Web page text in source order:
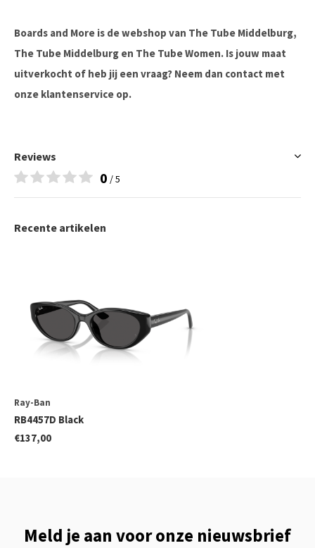
Boards and More is de webshop van The Tube Middelburg,
The Tube Middelburg en The Tube Women. Is jouw maat
uitverkocht of heb jij een vraag? Neem dan contact met
onze klantenservice op.
Reviews
0 / 5
Recente artikelen
Ray-Ban
RB4457D Black
€137,00
Meld je aan voor onze nieuwsbrief